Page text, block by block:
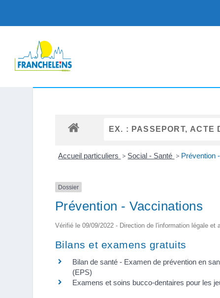
Accueil particuliers > Social - Santé > Prévention
Dossier
Prévention - Vaccinations
Vérifié le 09/09/2022 - Direction de l'information légale et
Bilans et examens gratuits
Bilan de santé - Examen de prévention en
(EPS)
Examens et soins bucco-dentaires pour les